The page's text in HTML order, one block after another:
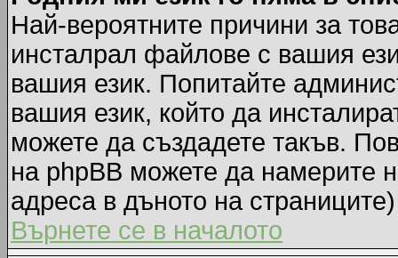
Най-вероятните причини за
инсталрал файлове с вашия
вашия език. Попитайте
вашия език, който да
можете да създадете такъв.
на phpBB можете да намерите
адреса в дъното на страниците)
Върнете се в началото